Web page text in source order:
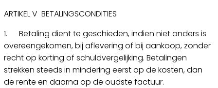
ARTIKEL V BETALINGSCONDITIES
1. Betaling dient te geschieden, indien niet anders is
overeengekomen, bij aflevering of bij aankoop, zonder
recht op korting of schuldvergelijking. Betalingen
strekken steeds in mindering eerst op de kosten, dan
de rente en daarna op de oudste factuur.